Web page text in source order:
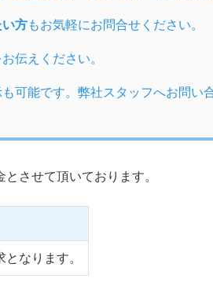
方もお気軽にお問合せください。
伝えください。
可能です。弊社スタッフへお問い
させて頂いております。
なります。